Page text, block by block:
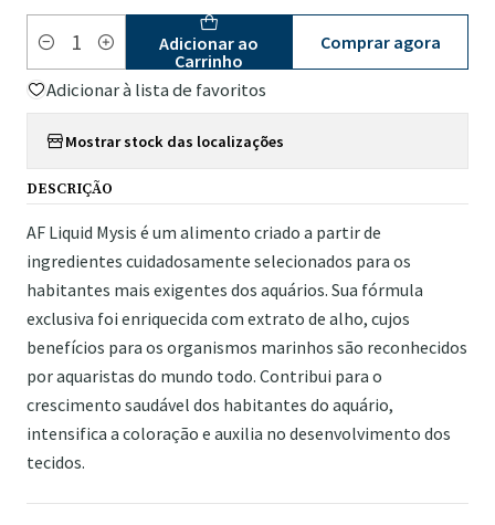
Quantidade
Adicionar ao
Carrinho
Comprar agora
Adicionar à lista de favoritos
Mostrar stock das localizações
DESCRIÇÃO
AF Liquid Mysis é um alimento criado a partir de
ingredientes cuidadosamente selecionados para os
habitantes mais exigentes dos aquários. Sua fórmula
exclusiva foi enriquecida com extrato de alho, cujos
benefícios para os organismos marinhos são reconhecidos
por aquaristas do mundo todo. Contribui para o
crescimento saudável dos habitantes do aquário,
intensifica a coloração e auxilia no desenvolvimento dos
tecidos.